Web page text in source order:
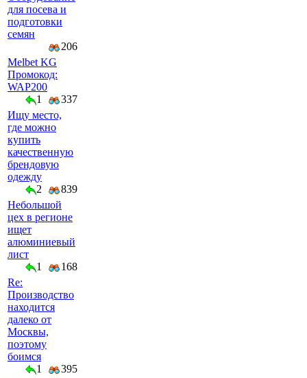
для посева и
подготовки
семян
206
Melbet KG
Промокод:
WAP200
1
337
Ищу место,
где можно
купить
качественную
брендовую
одежду
2
839
Небольшой
цех в регионе
ищет
алюминиевый
лист
1
168
Re:
Производство
находится
далеко от
Москвы,
поэтому
боимся
1
395